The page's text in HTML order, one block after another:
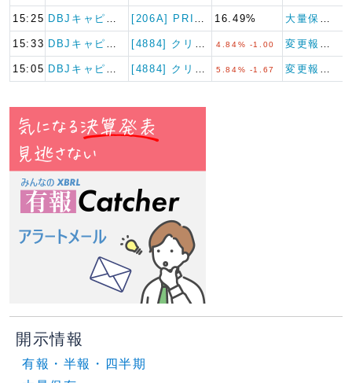
15:25 16.49%
15:33 4.84% -1.00
15:05 5.84% -1.67
開示情報
有報・半報・四半期